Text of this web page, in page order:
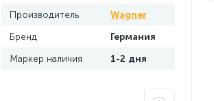
Производитель
Wagner
Бренд
Германия
Маркер наличия
1-2 дня